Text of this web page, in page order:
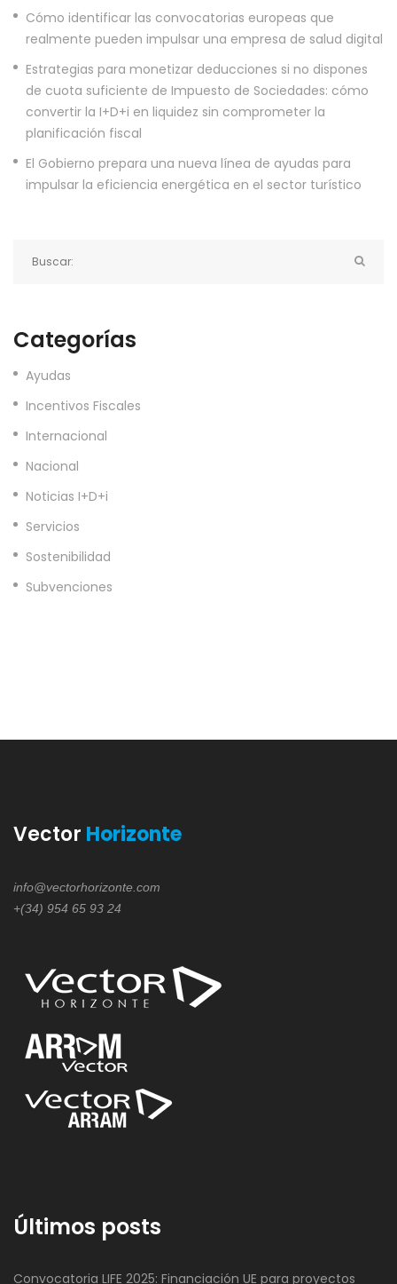
Cómo identificar las convocatorias europeas que
realmente pueden impulsar una empresa de salud digital
Estrategias para monetizar deducciones si no dispones
de cuota suficiente de Impuesto de Sociedades: cómo
convertir la I+D+i en liquidez sin comprometer la
planificación fiscal
El Gobierno prepara una nueva línea de ayudas para
impulsar la eficiencia energética en el sector turístico
Categorías
Ayudas
Incentivos Fiscales
Internacional
Nacional
Noticias I+D+i
Servicios
Sostenibilidad
Subvenciones
Vector Horizonte
info@vectorhorizonte.com
+(34) 954 65 93 24
Últimos posts
Convocatoria LIFE 2025: Financiación UE para proyectos